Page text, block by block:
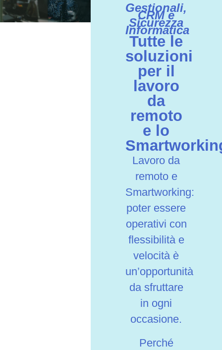
Gestionali,
CRM e
Sicurezza
Informatica
Tutte le
soluzioni
per il
lavoro
da
remoto
e lo
Lavoro da
remoto e
Smartworking:
poter essere
operativi con
flessibilità e
velocità è
un’opportunità
da sfruttare
in ogni
occasione.
Perché